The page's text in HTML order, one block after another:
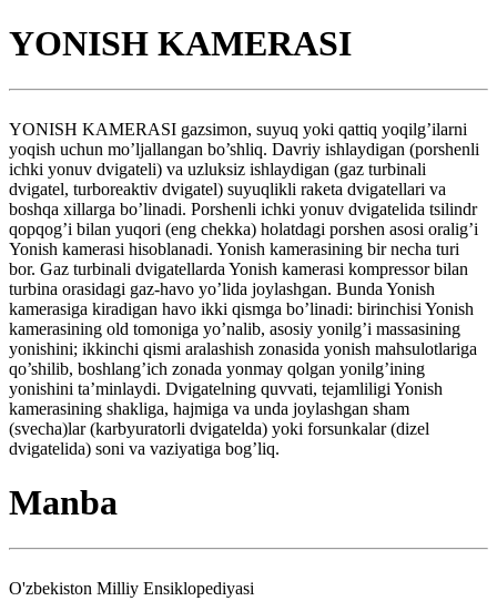
YONISH KAMERASI
YONISH KAMERASI gazsimon, suyuq yoki qattiq yoqilg’ilarni
yoqish uchun mo’ljallangan bo’shliq. Davriy ishlaydigan (porshenli
ichki yonuv dvigateli) va uzluksiz ishlaydigan (gaz turbinali
dvigatel, turboreaktiv dvigatel) suyuqlikli raketa dvigatellari va
boshqa xillarga bo’linadi. Porshenli ichki yonuv dvigatelida tsilindr
qopqog’i bilan yuqori (eng chekka) holatdagi porshen asosi oralig’i
Yonish kamerasi hisoblanadi. Yonish kamerasining bir necha turi
bor. Gaz turbinali dvigatellarda Yonish kamerasi kompressor bilan
turbina orasidagi gaz-havo yo’lida joylashgan. Bunda Yonish
kamerasiga kiradigan havo ikki qismga bo’linadi: birinchisi Yonish
kamerasining old tomoniga yo’nalib, asosiy yonilg’i massasining
yonishini; ikkinchi qismi aralashish zonasida yonish mahsulotlariga
qo’shilib, boshlang’ich zonada yonmay qolgan yonilg’ining
yonishini ta’minlaydi. Dvigatelning quvvati, tejamliligi Yonish
kamerasining shakliga, hajmiga va unda joylashgan sham
(svecha)lar (karbyuratorli dvigatelda) yoki forsunkalar (dizel
dvigatelida) soni va vaziyatiga bog’liq.
Manba
O'zbekiston Milliy Ensiklopediyasi